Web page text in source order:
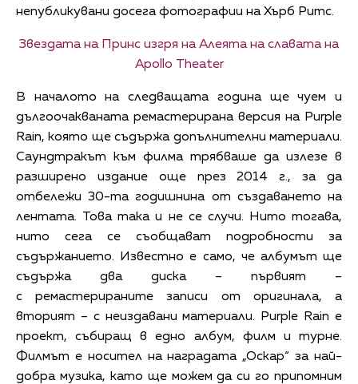
непубликувани досега фотографии на Хърб Ритс.
Звездата на Принс изгря на Алеята на славата на
Apollo Theater
В началото на следващата година ще чуем и
дългоочакваната ремастерирана версия на Purple
Rain, която ще съдържа допълнителни материали.
Саундтракът към филма трябваше да излезе в
разширено издание още през 2014 г., за да
отбележи 30-та годишнина от създаването на
лентата. Това така и не се случи. Нито тогава,
нито сега се съобщават подробности за
съдържанието. Известно е само, че албумът ще
съдържа два диска – първият –
с ремастерираните записи от оригинала, а
вторият – с неиздавани материали. Purple Rain е
проект, събиращ в едно албум, филм и турне.
Филмът е носител на наградата „Оскар“ за най-
добра музика, като ще можем да си го припомним